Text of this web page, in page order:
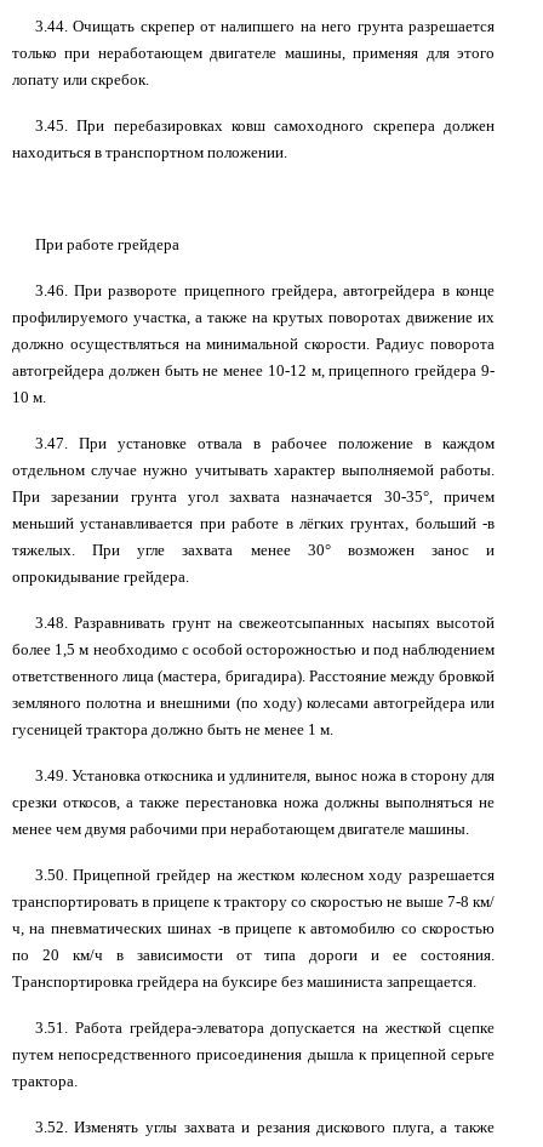
3.44. Очищать скрепер от налипшего на него грунта разрешается
только при неработающем двигателе машины, применяя для этого
лопату или скребок.
3.45. При перебазировках ковш самоходного скрепера должен
находиться в транспортном положении.
При работе грейдера
3.46. При развороте прицепного грейдера, автогрейдера в конце
профилируемого участка, а также на крутых поворотах движение их
должно осуществляться на минимальной скорости. Радиус поворота
автогрейдера должен быть не менее 10-12 м, прицепного грейдера 9-
10 м.
3.47. При установке отвала в рабочее положение в каждом
отдельном случае нужно учитывать характер выполняемой работы.
При зарезании грунта угол захвата назначается 30-35°, причем
меньший устанавливается при работе в лёгких грунтах, больший -в
тяжелых. При угле захвата менее 30° возможен занос и
опрокидывание грейдера.
3.48. Разравнивать грунт на свежеотсыпанных насыпях высотой
более 1,5 м необходимо с особой осторожностью и под наблюдением
ответственного лица (мастера, бригадира). Расстояние между бровкой
земляного полотна и внешними (по ходу) колесами автогрейдера или
гусеницей трактора должно быть не менее 1 м.
3.49. Установка откосника и удлинителя, вынос ножа в сторону для
срезки откосов, а также перестановка ножа должны выполняться не
менее чем двумя рабочими при неработающем двигателе машины.
3.50. Прицепной грейдер на жестком колесном ходу разрешается
транспортировать в прицепе к трактору со скоростью не выше 7-8 км/
ч, на пневматических шинах -в прицепе к автомобилю со скоростью
по 20 км/ч в зависимости от типа дороги и ее состояния.
Транспортировка грейдера на буксире без машиниста запрещается.
3.51. Работа грейдера-элеватора допускается на жесткой сцепке
путем непосредственного присоединения дышла к прицепной серьге
трактора.
3.52. Изменять углы захвата и резания дискового плуга, а также